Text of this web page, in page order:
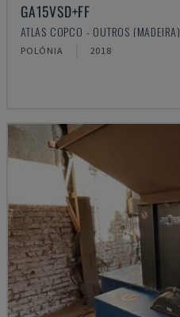
GA15VSD+FF
ATLAS COPCO - OUTROS (MADEIRA)
POLÓNIA 2018